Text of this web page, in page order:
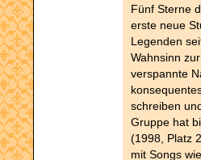
Fünf Sterne
erste neue
Legenden
Wahnsinn
verspannte
schreiben
Gruppe hat
(1998, Platz
mit Songs